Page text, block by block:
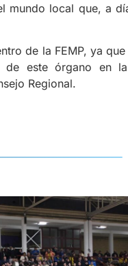
mundo local que, a
de la FEMP, ya
de este órgano en
Regional.